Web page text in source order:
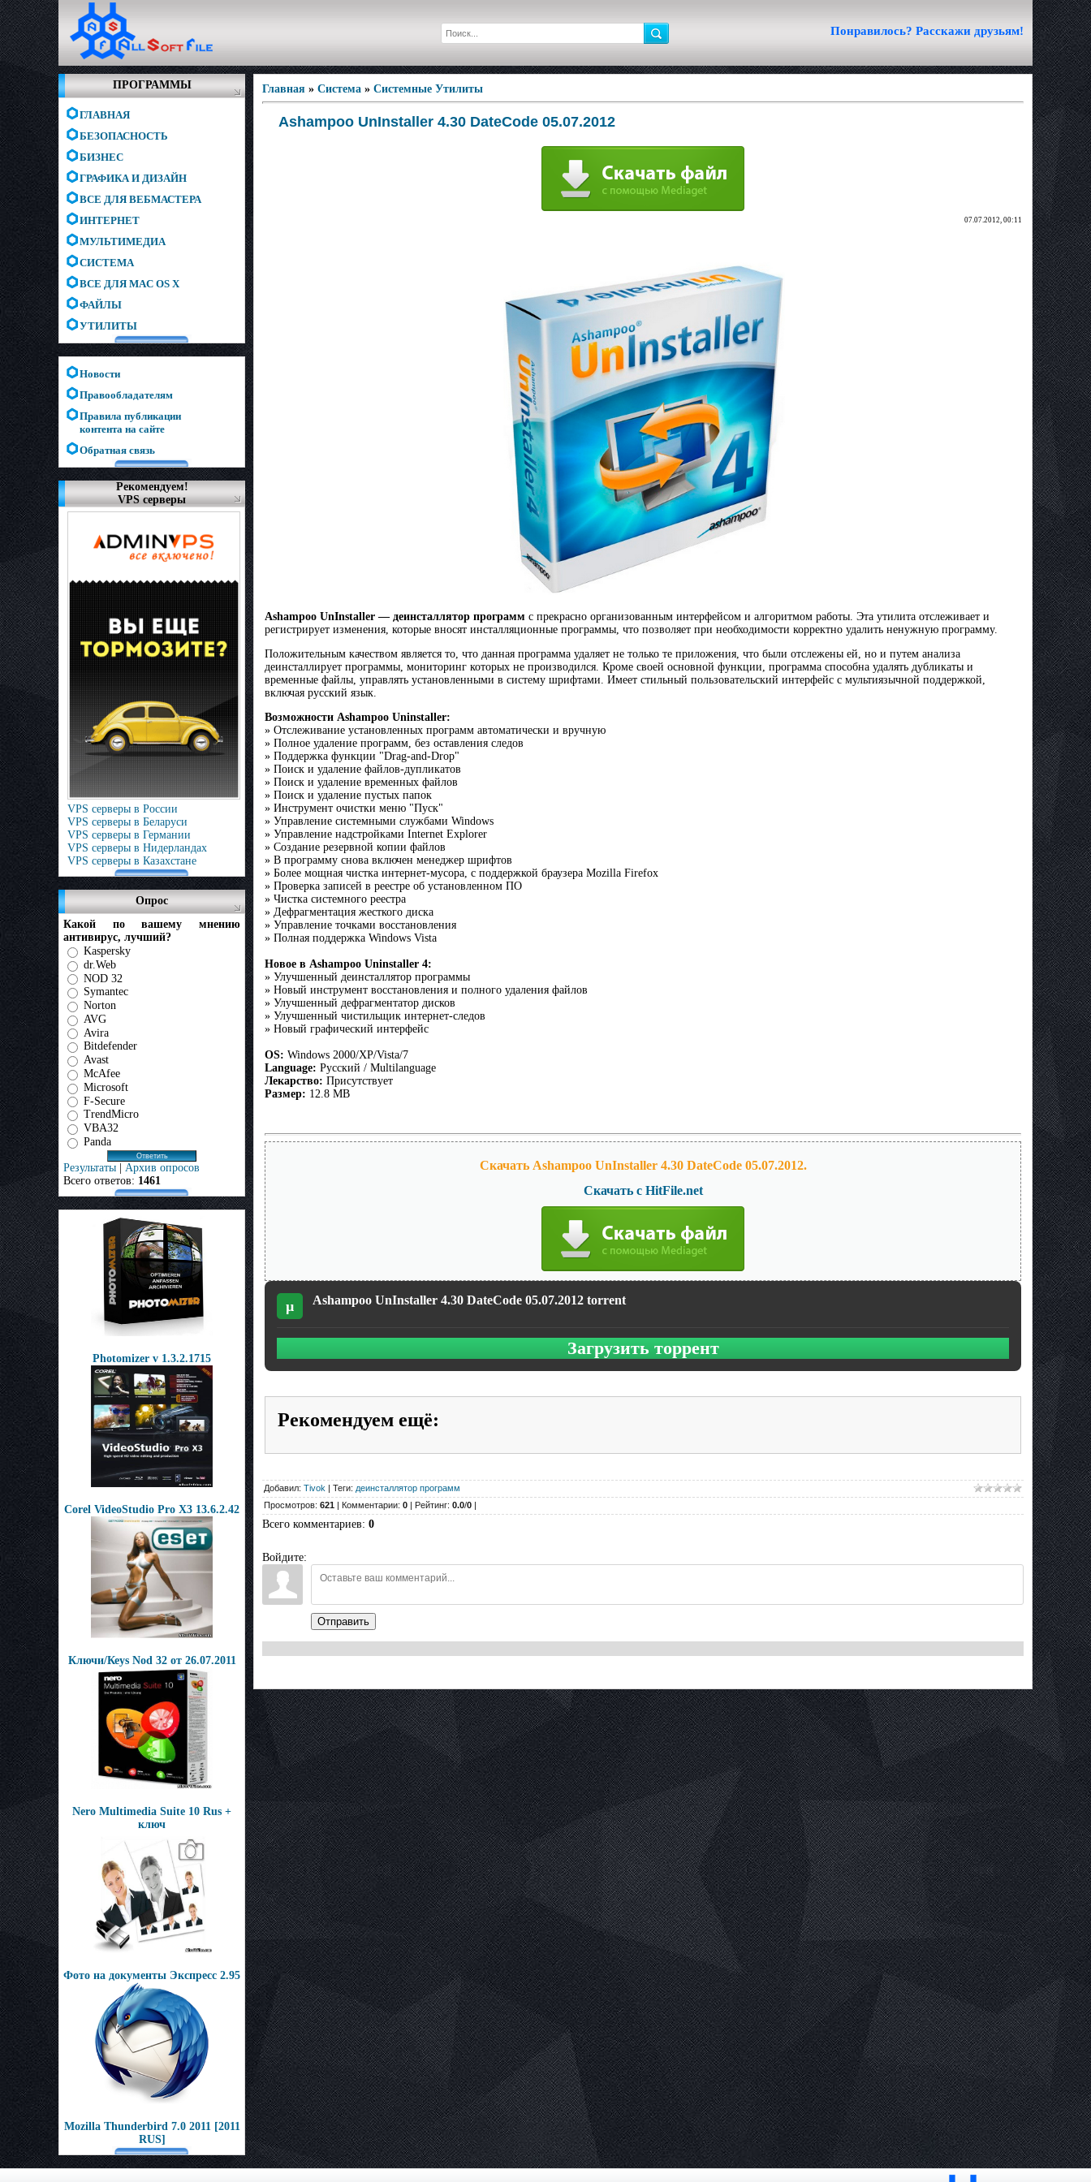
Понравилось? Расскажи друзьям!
ПРОГРАММЫ
ГЛАВНАЯ
БЕЗОПАСНОСТЬ
БИЗНЕС
ГРАФИКА И ДИЗАЙН
ВСЕ ДЛЯ ВЕБМАСТЕРА
ИНТЕРНЕТ
МУЛЬТИМЕДИА
СИСТЕМА
ВСЕ ДЛЯ MAC OS X
ФАЙЛЫ
УТИЛИТЫ
Новости
Правообладателям
Правила публикации
контента на сайте
Обратная связь
Рекомендуем!
VPS серверы
VPS серверы в России
VPS серверы в Беларуси
VPS серверы в Германии
VPS серверы в Нидерландах
VPS серверы в Казахстане
Опрос
Какой по вашему мнению
антивирус, лучший?
Kaspersky
dr.Web
NOD 32
Symantec
Norton
AVG
Avira
Bitdefender
Avast
McAfee
Microsoft
F-Secure
TrendMicro
VBA32
Panda
Результаты | Архив опросов
Всего ответов: 1461
Photomizer v 1.3.2.1715
Corel VideoStudio Pro X3 13.6.2.42
Ключи/Кеys Nоd 32 от 26.07.2011
Nero Multimedia Suite 10 Rus +
ключ
Фото на документы Экспресс 2.95
Mozilla Thunderbird 7.0 2011 [2011
RUS]
Главная » Система » Системные Утилиты
Ashampoo UnInstaller 4.30 DateCode 05.07.2012
07.07.2012, 00:11
Ashampoo UnInstaller — деинсталлятор программ с прекрасно организованным интерфейсом и алгоритмом работы. Эта утилита отслеживает и
регистрирует изменения, которые вносят инсталляционные программы, что позволяет при необходимости корректно удалить ненужную программу.
Положительным качеством является то, что данная программа удаляет не только те приложения, что были отслежены ей, но и путем анализа
деинсталлирует программы, мониторинг которых не производился. Кроме своей основной функции, программа способна удалять дубликаты и
временные файлы, управлять установленными в систему шрифтами. Имеет стильный пользовательский интерфейс с мультиязычной поддержкой,
включая русский язык.
Возможности Ashampoo Uninstaller:
» Отслеживание установленных программ автоматически и вручную
» Полное удаление программ, без оставления следов
» Поддержка функции "Drag-and-Drop"
» Поиск и удаление файлов-дупликатов
» Поиск и удаление временных файлов
» Поиск и удаление пустых папок
» Инструмент очистки меню "Пуск"
» Управление системными службами Windows
» Управление надстройками Internet Explorer
» Создание резервной копии файлов
» В программу снова включен менеджер шрифтов
» Более мощная чистка интернет-мусора, с поддержкой браузера Mozilla Firefox
» Проверка записей в реестре об установленном ПО
» Чистка системного реестра
» Дефрагментация жесткого диска
» Управление точками восстановления
» Полная поддержка Windows Vista
Новое в Ashampoo Uninstaller 4:
» Улучшенный деинсталлятор программы
» Новый инструмент восстановления и полного удаления файлов
» Улучшенный дефрагментатор дисков
» Улучшенный чистильщик интернет-следов
» Новый графический интерфейс
OS: Windows 2000/XP/Vista/7
Language: Русский / Multilanguage
Лекарство: Присутствует
Размер: 12.8 MB
Скачать Ashampoo UnInstaller 4.30 DateCode 05.07.2012.
Скачать с HitFile.net
µ Ashampoo UnInstaller 4.30 DateCode 05.07.2012 torrent
Загрузить торрент
Рекомендуем ещё:
Добавил: Tivok | Теги: деинсталлятор программ
Просмотров: 621 | Комментарии: 0 | Рейтинг: 0.0/0 |
Всего комментариев: 0
Войдите:
Отправить